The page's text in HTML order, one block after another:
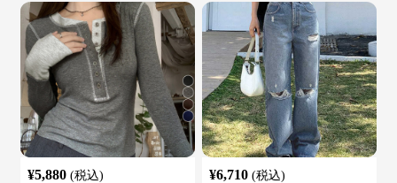
¥5,880 (税込) ¥6,710 (税込)